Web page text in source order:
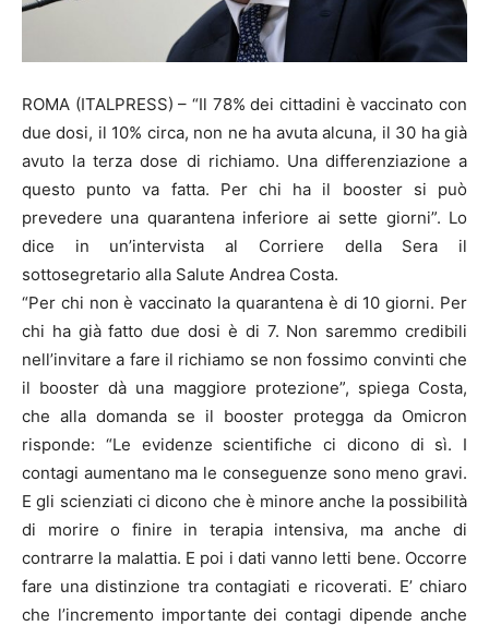
ROMA (ITALPRESS) – “Il 78% dei cittadini è vaccinato con
due dosi, il 10% circa, non ne ha avuta alcuna, il 30 ha già
avuto la terza dose di richiamo. Una differenziazione a
questo punto va fatta. Per chi ha il booster si può
prevedere una quarantena inferiore ai sette giorni”. Lo
dice in un’intervista al Corriere della Sera il
sottosegretario alla Salute Andrea Costa.
“Per chi non è vaccinato la quarantena è di 10 giorni. Per
chi ha già fatto due dosi è di 7. Non saremmo credibili
nell’invitare a fare il richiamo se non fossimo convinti che
il booster dà una maggiore protezione”, spiega Costa,
che alla domanda se il booster protegga da Omicron
risponde: “Le evidenze scientifiche ci dicono di sì. I
contagi aumentano ma le conseguenze sono meno gravi.
E gli scienziati ci dicono che è minore anche la possibilità
di morire o finire in terapia intensiva, ma anche di
contrarre la malattia. E poi i dati vanno letti bene. Occorre
fare una distinzione tra contagiati e ricoverati. E’ chiaro
che l’incremento importante dei contagi dipende anche